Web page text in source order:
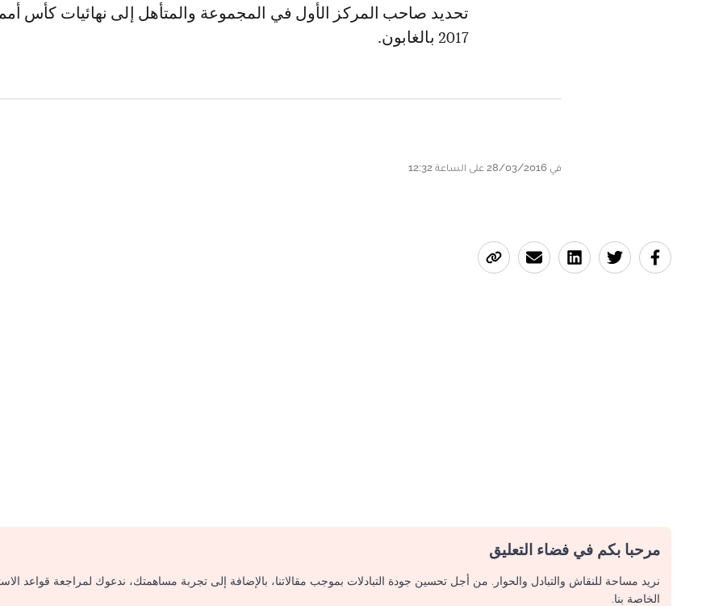
تحديد صاحب المركز الأول في المجموعة والمتأهل إلى نهائيات كأس أمم
2017 بالغابون.
في 28/03/2016 على الساعة 12:32
مرحبا بكم في فضاء التعليق
نريد مساحة للنقاش والتبادل والحوار. من أجل تحسين جودة التبادلات بموجب مقالاتنا، بالإضافة إلى تجربة مساهمتك، ندعوك لمراجعة قواعد
الخاصة بنا.